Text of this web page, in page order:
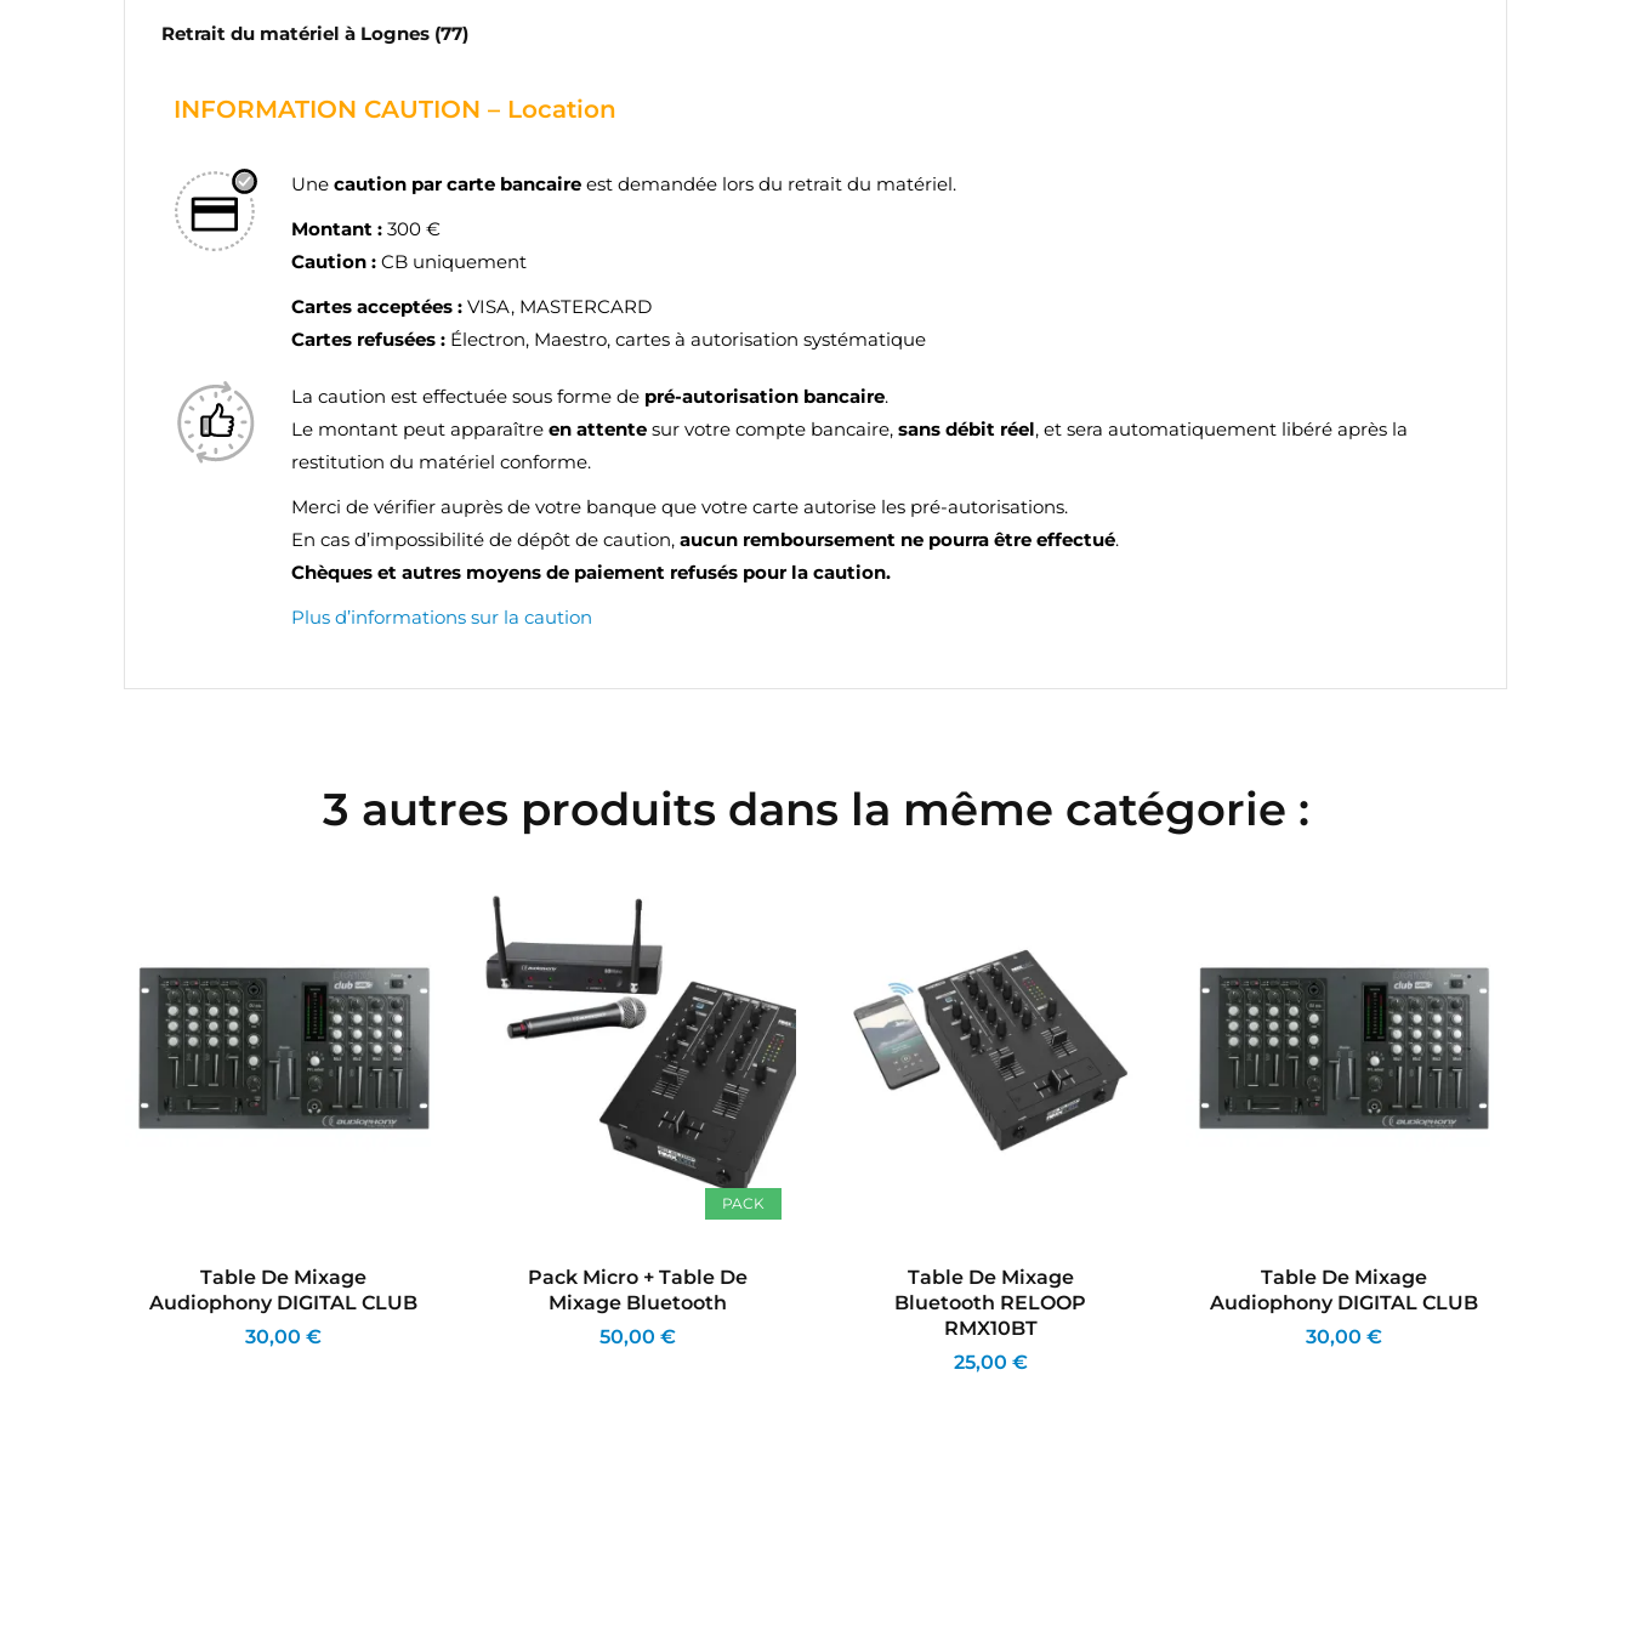
Retrait du matériel à Lognes (77)
INFORMATION CAUTION – Location
Unecaution par carte bancaire est demandée lors du retrait du matériel.
Montant : 300 €
Caution : CB uniquement
Cartes acceptées : VISA, MASTERCARD
Cartes refusées : Électron, Maestro, cartes à autorisation systématique
La caution est effectuée sous forme de pré-autorisation bancaire.
Le montant peut apparaîtreen attente sur votre compte bancaire,sans débit réel, et sera automatiquement libéré après la
restitution du matériel conforme.
Merci de vérifier auprès de votre banque que votre carte autorise les pré-autorisations.
En cas d’impossibilité de dépôt de caution,aucun remboursement ne pourra être effectué.
Chèques et autres moyens de paiement refusés pour la caution.
Plus d’informations sur la caution
3 autres produits dans la même catégorie :
Table De Mixage
Audiophony DIGITAL CLUB
30,00 €
PACK
Pack Micro + Table De
Mixage Bluetooth
50,00 €
Table De Mixage
Bluetooth RELOOP
RMX10BT
25,00 €
Table De Mixage
Audiophony DIGITAL CLUB
30,00 €